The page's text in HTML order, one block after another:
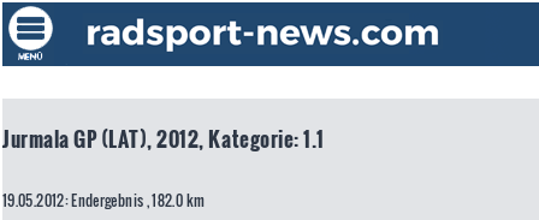
Jurmala GP (LAT), 2012, Kategorie: 1.1
19.05.2012: Endergebnis , 182.0 km